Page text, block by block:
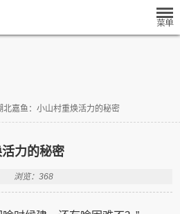
北嘉鱼：小山村重焕活力的秘密
力的秘密
浏览：368